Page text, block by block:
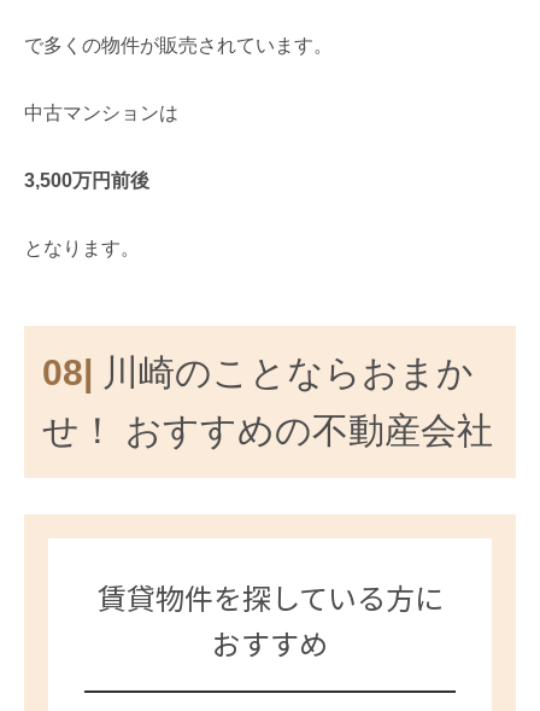
で多くの物件が販売されています。
中古マンションは
3,500万円前後
となります。
08| 川崎のことならおまか
せ！ おすすめの不動産会社
賃貸物件を探している方に
おすすめ